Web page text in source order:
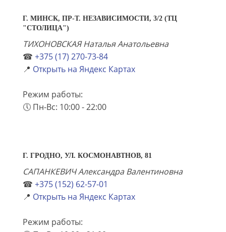
Г. МИНСК, ПР-Т. НЕЗАВИСИМОСТИ, 3/2 (ТЦ
"СТОЛИЦА")
ТИХОНОВСКАЯ Наталья Анатольевна
☎ +375 (17) 270-73-84
📍 Открыть на Яндекс Картах
Режим работы:
🕔 Пн-Вс: 10:00 - 22:00
Г. ГРОДНО, УЛ. КОСМОНАВТНОВ, 81
САПАНКЕВИЧ Александра Валентиновна
☎ +375 (152) 62-57-01
📍 Открыть на Яндекс Картах
Режим работы: